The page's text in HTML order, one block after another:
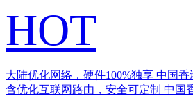
HOT
大陆优化网络，硬件100%独享 中国香
含优化互联网路由，安全可定制 中国